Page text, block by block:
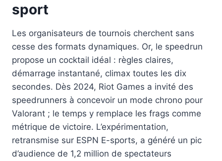
sport
Les organisateurs de tournois cherchent sans
cesse des formats dynamiques. Or, le speedrun
propose un cocktail idéal : règles claires,
démarrage instantané, climax toutes les dix
secondes. Dès 2024, Riot Games a invité des
speedrunners à concevoir un mode chrono pour
Valorant ; le temps y remplace les frags comme
métrique de victoire. L’expérimentation,
retransmise sur ESPN E-sports, a généré un pic
d’audience de 1,2 million de spectateurs